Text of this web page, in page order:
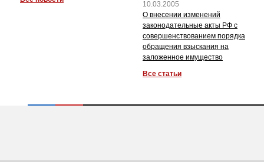
10.03.2005
О внесении изменений
законодательные акты РФ с
совершенствованием порядка
обращения взыскания на
заложенное имущество
Все статьи